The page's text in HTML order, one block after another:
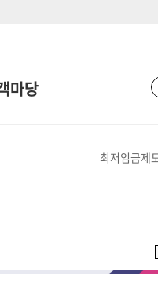
마당
최저임금제